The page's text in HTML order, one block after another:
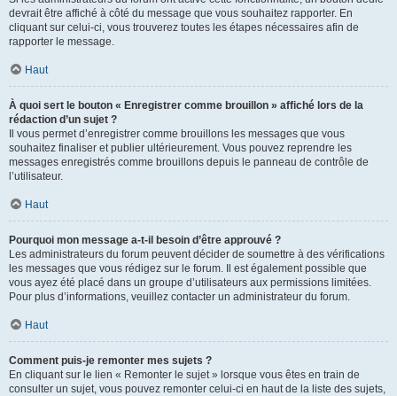
devrait être affiché à côté du message que vous souhaitez rapporter. En
cliquant sur celui-ci, vous trouverez toutes les étapes nécessaires afin de
rapporter le message.
Haut
À quoi sert le bouton « Enregistrer comme brouillon » affiché lors de la
rédaction d’un sujet ?
Il vous permet d’enregistrer comme brouillons les messages que vous
souhaitez finaliser et publier ultérieurement. Vous pouvez reprendre les
messages enregistrés comme brouillons depuis le panneau de contrôle de
l’utilisateur.
Haut
Pourquoi mon message a-t-il besoin d’être approuvé ?
Les administrateurs du forum peuvent décider de soumettre à des vérifications
les messages que vous rédigez sur le forum. Il est également possible que
vous ayez été placé dans un groupe d’utilisateurs aux permissions limitées.
Pour plus d’informations, veuillez contacter un administrateur du forum.
Haut
Comment puis-je remonter mes sujets ?
En cliquant sur le lien « Remonter le sujet » lorsque vous êtes en train de
consulter un sujet, vous pouvez remonter celui-ci en haut de la liste des sujets,